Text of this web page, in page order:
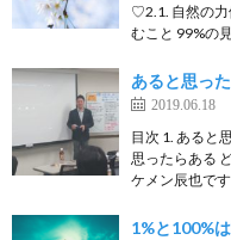
♡2.1. 自然の力
むこと 99%の
あると思っ
2019.06.18
目次 1. あると
思ったらある
ケメン辰也で
1%と100%